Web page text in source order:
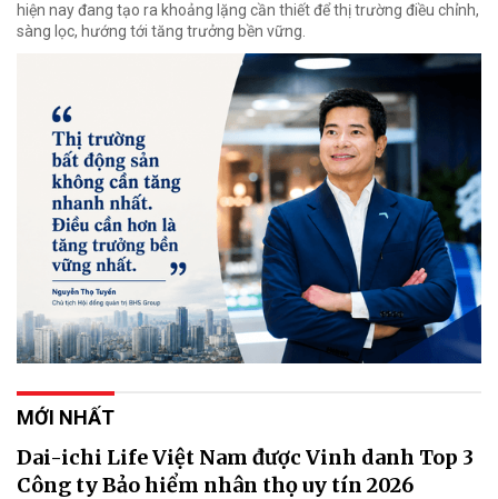
hiện nay đang tạo ra khoảng lặng cần thiết để thị trường điều chỉnh,
sàng lọc, hướng tới tăng trưởng bền vững.
MỚI NHẤT
Dai-ichi Life Việt Nam được Vinh danh Top 3
Công ty Bảo hiểm nhân thọ uy tín 2026